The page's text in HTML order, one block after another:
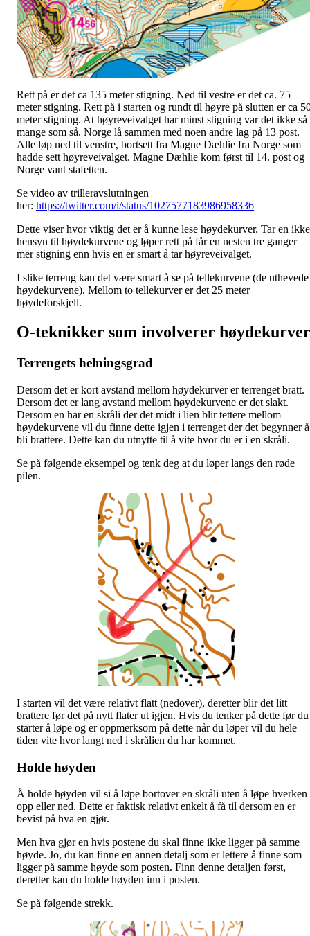
Rett på er det ca 135 meter stigning. Ned til vestre er det ca. 75
meter stigning. Rett på i starten og rundt til høyre på slutten er ca
meter stigning. At høyreveivalget har minst stigning var det ikke så
mange som så. Norge lå sammen med noen andre lag på 13 post.
Alle løp ned til venstre, bortsett fra Magne Dæhlie fra Norge som
hadde sett høyreveivalget. Magne Dæhlie kom først til 14. post og
Norge vant stafetten.
Se video av trilleravslutningen
her: https://twitter.com/i/status/1027577183986958336
Dette viser hvor viktig det er å kunne lese høydekurver. Tar en ikke
hensyn til høydekurvene og løper rett på får en nesten tre ganger
mer stigning enn hvis en er smart å tar høyreveivalget.
I slike terreng kan det være smart å se på tellekurvene (de uthevede
høydekurvene). Mellom to tellekurver er det 25 meter
høydeforskjell.
O-teknikker som involverer høydekurver
Terrengets helningsgrad
Dersom det er kort avstand mellom høydekurver er terrenget bratt.
Dersom det er lang avstand mellom høydekurvene er det slakt.
Dersom en har en skråli der det midt i lien blir tettere mellom
høydekurvene vil du finne dette igjen i terrenget der det begynner å
bli brattere. Dette kan du utnytte til å vite hvor du er i en skråli.
Se på følgende eksempel og tenk deg at du løper langs den røde
pilen.
I starten vil det være relativt flatt (nedover), deretter blir det litt
brattere før det på nytt flater ut igjen. Hvis du tenker på dette før du
starter å løpe og er oppmerksom på dette når du løper vil du hele
tiden vite hvor langt ned i skrålien du har kommet.
Holde høyden
Å holde høyden vil si å løpe bortover en skråli uten å løpe hverken
opp eller ned. Dette er faktisk relativt enkelt å få til dersom en er
bevist på hva en gjør.
Men hva gjør en hvis postene du skal finne ikke ligger på samme
høyde. Jo, du kan finne en annen detalj som er lettere å finne som
ligger på samme høyde som posten. Finn denne detaljen først,
deretter kan du holde høyden inn i posten.
Se på følgende strekk.